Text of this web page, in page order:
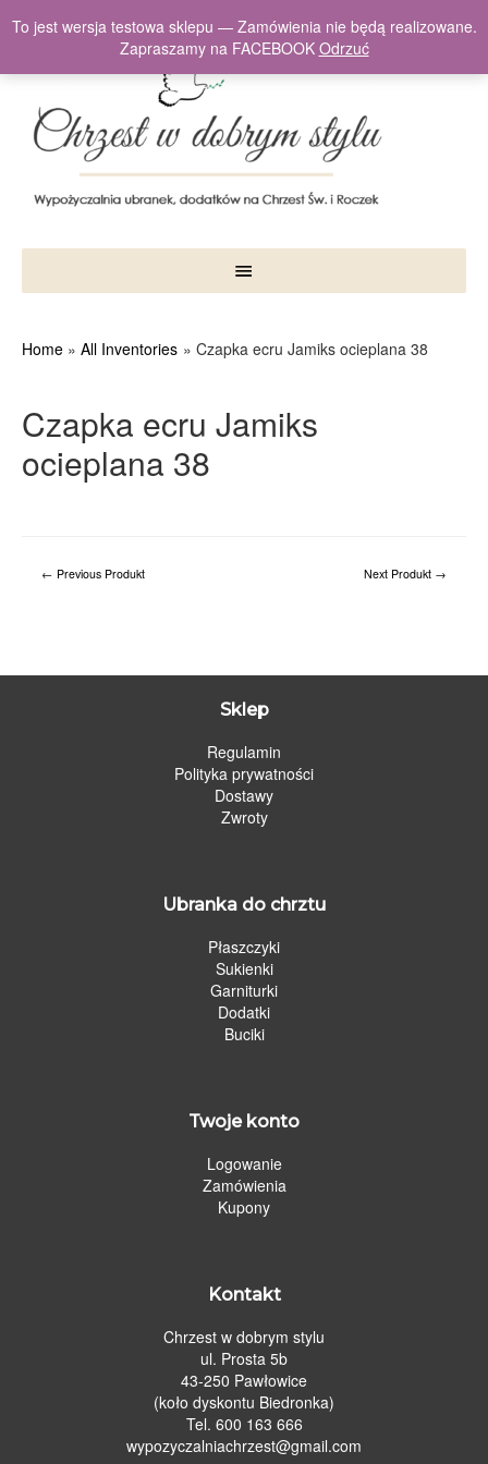
Home All Inventories Czapka ecru Jamiks ocieplana 38
Czapka ecru Jamiks
ocieplana 38
← Previous Produkt Next Produkt →
Sklep
Regulamin
Polityka prywatności
Dostawy
Zwroty
Ubranka do chrztu
Płaszczyki
Sukienki
Garniturki
Dodatki
Buciki
Twoje konto
Logowanie
Zamówienia
Kupony
Kontakt
Chrzest w dobrym stylu
ul. Prosta 5b
43-250 Pawłowice
(koło dyskontu Biedronka)
Tel. 600 163 666
wypozyczalniachrzest@gmail.com
To jest wersja testowa sklepu — Zamówienia nie będą realizowane.
Zapraszamy na FACEBOOK Odrzuć